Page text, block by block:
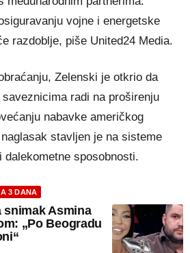
vojne i energetske
razdoblje, piše United24 Media.
Zelenski je otkrio da
radi na proširenju
nabavke američkog
stavljen je na sisteme
dalekometne sposobnosti.
3 DANA
snimak Asmina
„Po Beogradu